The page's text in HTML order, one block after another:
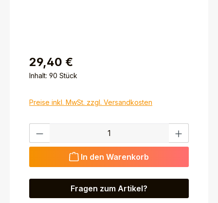
29,40 €
Inhalt: 90 Stück
Preise inkl. MwSt. zzgl. Versandkosten
Produkt Anzahl: Gib den gewünschten Wert ein
In den Warenkorb
Fragen zum Artikel?